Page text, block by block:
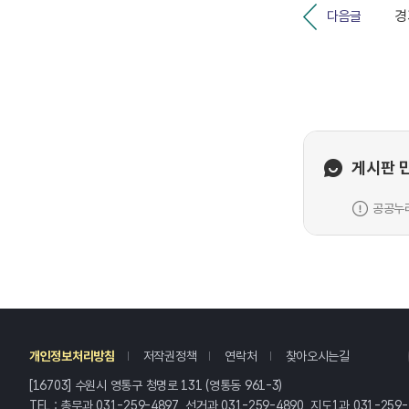
다음글
게시판
공공누
개인정보처리방침 저작권정책 연락처 찾아오시는길
[16703] 수원시 영통구 청명로 131 (영통동 961-3)
TEL : 총무과 031-259-4897, 선거과 031-259-4890, 지도1과 031-